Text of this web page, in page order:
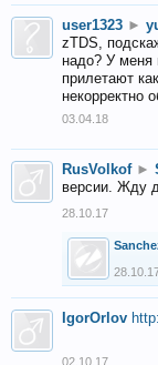
user1323 ►
zTDS,
надо? У меня
прилетают
некорректно
03.04.18
RusVolkof ►
версии. Жду
28.10.17
IgorOrlov
02.10.17